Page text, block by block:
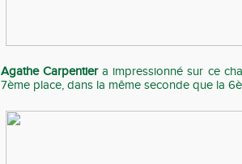
Agathe Carpentiera impressionné sur ce
7ème place, dans la même seconde que la